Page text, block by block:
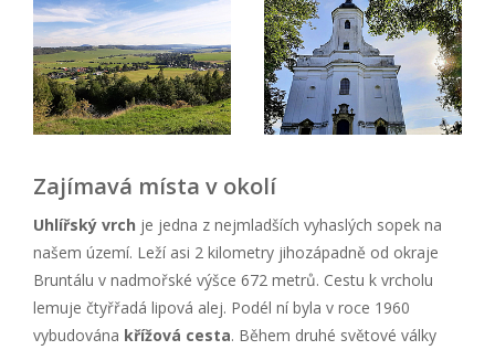
Zajímavá místa v okolí
Uhlířský vrch je jedna z nejmladších vyhaslých sopek na
našem území. Leží asi 2 kilometry jihozápadně od okraje
Bruntálu v nadmořské výšce 672 metrů. Cestu k vrcholu
lemuje čtyřřadá lipová alej. Podél ní byla v roce 1960
vybudována křížová cesta. Během druhé světové války